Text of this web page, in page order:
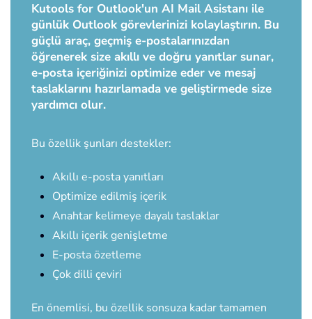
Kutools for Outlook'un AI Mail Asistanı ile
günlük Outlook görevlerinizi kolaylaştırın. Bu
güçlü araç, geçmiş e-postalarınızdan
öğrenerek size akıllı ve doğru yanıtlar sunar,
e-posta içeriğinizi optimize eder ve mesaj
taslaklarını hazırlamada ve geliştirmede size
yardımcı olur.
Bu özellik şunları destekler:
Akıllı e-posta yanıtları
Optimize edilmiş içerik
Anahtar kelimeye dayalı taslaklar
Akıllı içerik genişletme
E-posta özetleme
Çok dilli çeviri
En önemlisi, bu özellik sonsuza kadar tamamen